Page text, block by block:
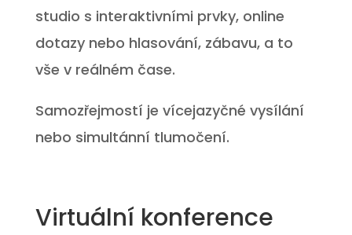
studio s interaktivními prvky, online
dotazy nebo hlasování, zábavu, a to
vše v reálném čase.
Samozřejmostí je vícejazyčné vysílání
nebo simultánní tlumočení.
Virtuální konference